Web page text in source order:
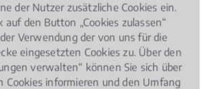
Schlichtungstermin oder bei einem
Denn verhandelt wird in aller
in nächster Nähe. Entscheiden Sie
einen Fachanwalt für Handelsrecht
in oder in der Nähe von Münster
der Nutzer zusätzliche Cookies ein.
auf den Button „Cookies zulassen“
Verwendung der von uns für die
eingesetzten Cookies zu. Über den
verwalten“ können Sie sich über
Cookies informieren und den Umfang